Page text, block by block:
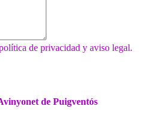
de privacidad y aviso legal.
de Puigventós